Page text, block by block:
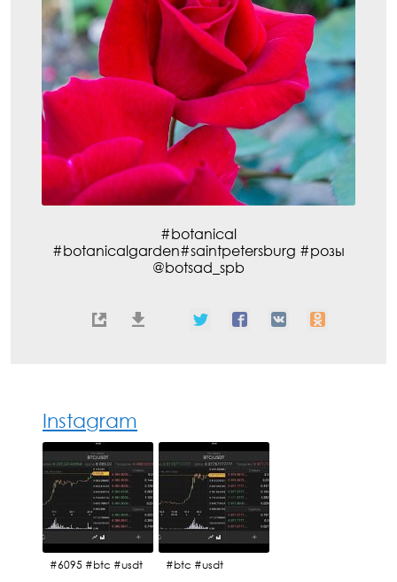
#botanical
#botanicalgarden#saintpetersburg #розы
@botsad_spb
Instagram
#6095 #btc #usdt #btc #usdt